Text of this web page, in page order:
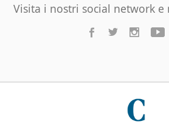
Visita i nostri social network